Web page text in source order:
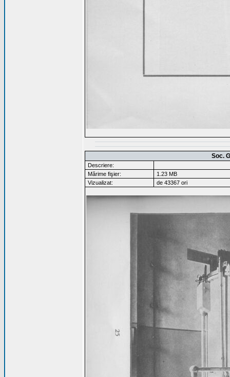
Soc.
Descriere:
Mărime fişier:
1.23 MB
Vizualizat:
de 43367 ori